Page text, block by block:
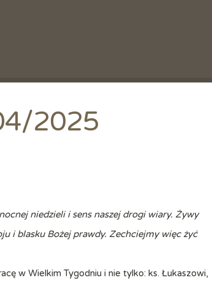
2025
niedzieli i sens naszej drogi wiary. Żywy
i blasku Bożej prawdy. Zechciejmy więc żyć
w Wielkim Tygodniu i nie tylko: ks. Łukaszowi,